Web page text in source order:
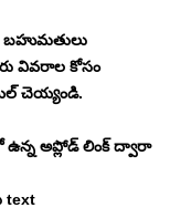
వివరాల కోసం
చెయ్యండి.
అప్లోడ్ లింక్ ద్వారా
text